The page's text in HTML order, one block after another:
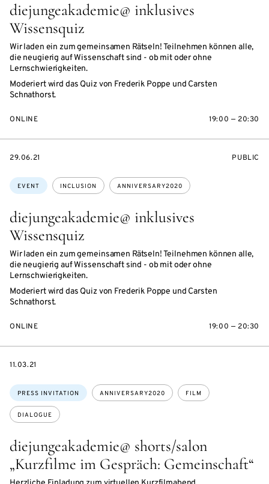
diejungeakademie@ inklusives
Wissensquiz
Wir laden ein zum gemeinsamen Rätseln! Teilnehmen können alle,
die neugierig auf Wissenschaft sind - ob mit oder ohne
Lernschwierigkeiten.
Moderiert wird das Quiz von Frederik Poppe und Carsten
Schnathorst.
ONLINE 19:00 — 20:30
diejungeakademie@ inklusives
Wissensquiz
Wir laden ein zum gemeinsamen Rätseln! Teilnehmen können alle,
die neugierig auf Wissenschaft sind - ob mit oder ohne
Lernschwierigkeiten.
Moderiert wird das Quiz von Frederik Poppe und Carsten
Schnathorst.
Topics:
EVENT INCLUSION ANNIVERSARY2020
STARTS
29.06.21
EVENT
PUBLIC
ONLINE 19:00 — 20:30
diejungeakademie@ shorts/salon
„Kurzfilme im Gespräch: Gemeinschaft“
Topics:
PRESS INVITATION ANNIVERSARY2020 FILM
DIALOGUE
DATE
11.03.21